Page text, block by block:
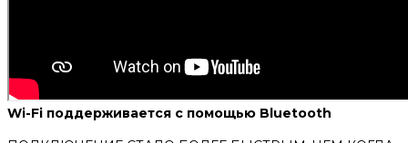
Wi-Fi поддерживается с помощью Bluetooth